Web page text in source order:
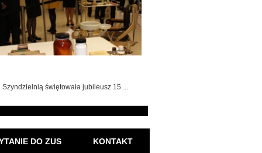
świętowała jubileusz 15 ...
DO ZUS KONTAKT